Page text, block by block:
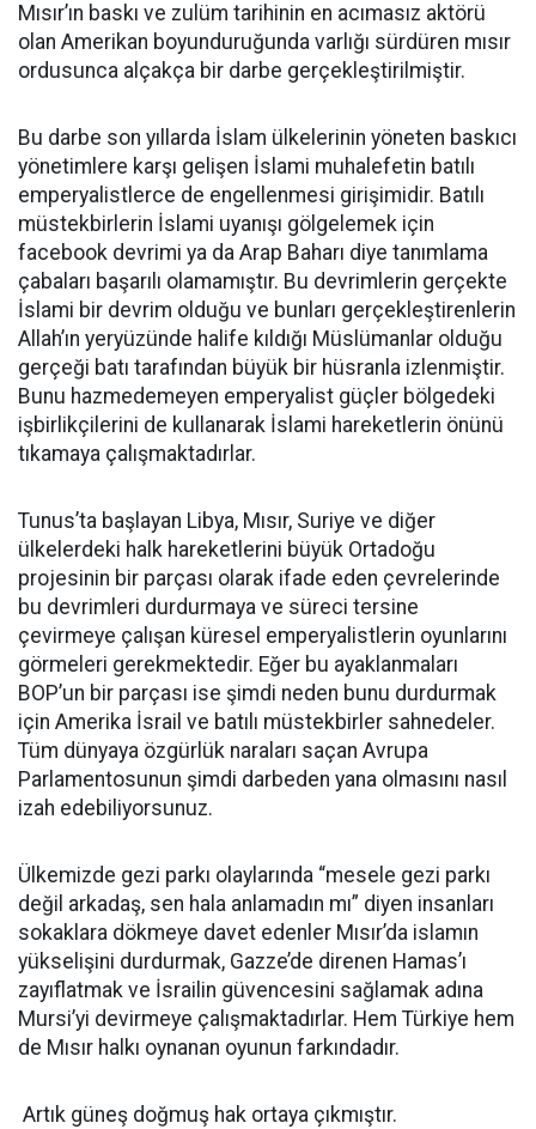
Mısır’ın baskı ve zulüm tarihinin en acımasız aktörü
olan Amerikan boyunduruğunda varlığı sürdüren mısır
ordusunca alçakça bir darbe gerçekleştirilmiştir.
Bu darbe son yıllarda İslam ülkelerinin yöneten baskıcı
yönetimlere karşı gelişen İslami muhalefetin batılı
emperyalistlerce de engellenmesi girişimidir. Batılı
müstekbirlerin İslami uyanışı gölgelemek için
facebook devrimi ya da Arap Baharı diye tanımlama
çabaları başarılı olamamıştır. Bu devrimlerin gerçekte
İslami bir devrim olduğu ve bunları gerçekleştirenlerin
Allah’ın yeryüzünde halife kıldığı Müslümanlar olduğu
gerçeği batı tarafından büyük bir hüsranla izlenmiştir.
Bunu hazmedemeyen emperyalist güçler bölgedeki
işbirlikçilerini de kullanarak İslami hareketlerin önünü
tıkamaya çalışmaktadırlar.
Tunus’ta başlayan Libya, Mısır, Suriye ve diğer
ülkelerdeki halk hareketlerini büyük Ortadoğu
projesinin bir parçası olarak ifade eden çevrelerinde
bu devrimleri durdurmaya ve süreci tersine
çevirmeye çalışan küresel emperyalistlerin oyunlarını
görmeleri gerekmektedir. Eğer bu ayaklanmaları
BOP’un bir parçası ise şimdi neden bunu durdurmak
için Amerika İsrail ve batılı müstekbirler sahnedeler.
Tüm dünyaya özgürlük naraları saçan Avrupa
Parlamentosunun şimdi darbeden yana olmasını nasıl
izah edebiliyorsunuz.
Ülkemizde gezi parkı olaylarında “mesele gezi parkı
değil arkadaş, sen hala anlamadın mı” diyen insanları
sokaklara dökmeye davet edenler Mısır’da islamın
yükselişini durdurmak, Gazze’de direnen Hamas’ı
zayıflatmak ve İsrailin güvencesini sağlamak adına
Mursi’yi devirmeye çalışmaktadırlar. Hem Türkiye hem
de Mısır halkı oynanan oyunun farkındadır.
Artık güneş doğmuş hak ortaya çıkmıştır.